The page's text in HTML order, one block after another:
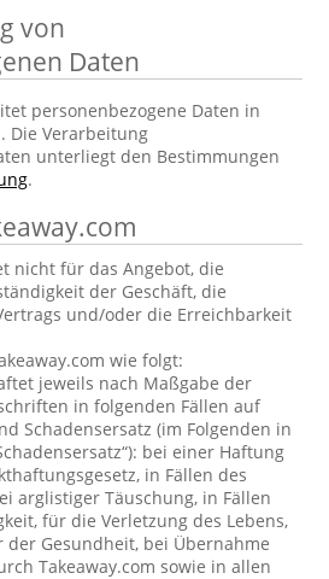
von
Daten
personenbezogene Daten in
Die Verarbeitung
unterliegt den Bestimmungen
.
nicht für das Angebot, die
der Geschäft, die
und/oder die Erreichbarkeit
wie folgt:
jeweils nach Maßgabe der
in folgenden Fällen auf
Schadensersatz (im Folgenden in
bei einer Haftung
in Fällen des
arglistiger Täuschung, in Fällen
für die Verletzung des Lebens,
der Gesundheit, bei Übernahme
Takeaway.com sowie in allen